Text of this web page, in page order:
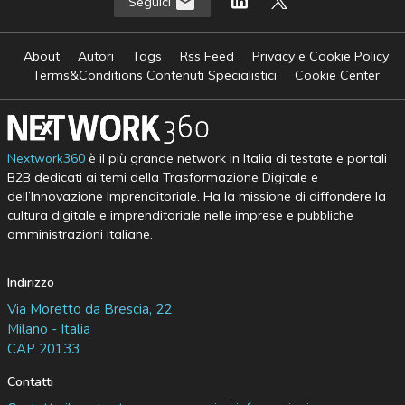
About Autori Tags Rss Feed
Privacy e Cookie Policy
Terms&Conditions Contenuti Specialistici
Cookie Center
Nextwork360è il più grande network in Italia di testate e portali
B2B dedicati ai temi della Trasformazione Digitale e
dell’Innovazione Imprenditoriale. Ha la missione di diffondere la
cultura digitale e imprenditoriale nelle imprese e pubbliche
amministrazioni italiane.
Indirizzo
Via Moretto da Brescia, 22
Milano - Italia
CAP 20133
Contatti